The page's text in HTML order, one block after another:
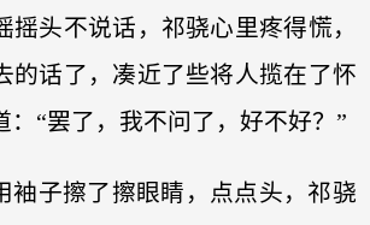
摇头不说话，祁骁心里疼得慌，
的话了，凑近了些将人揽在了怀
：“罢了，我不问了，好不好？”
袖子擦了擦眼睛，点点头，祁骁